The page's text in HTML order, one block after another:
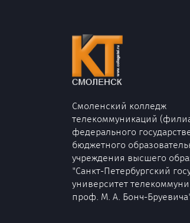
Смоленский колледж
телекоммуникаций
федерального
бюджетного
учреждения высшего
"Санкт-Петербургский
университет
проф. М. А. Бонч-